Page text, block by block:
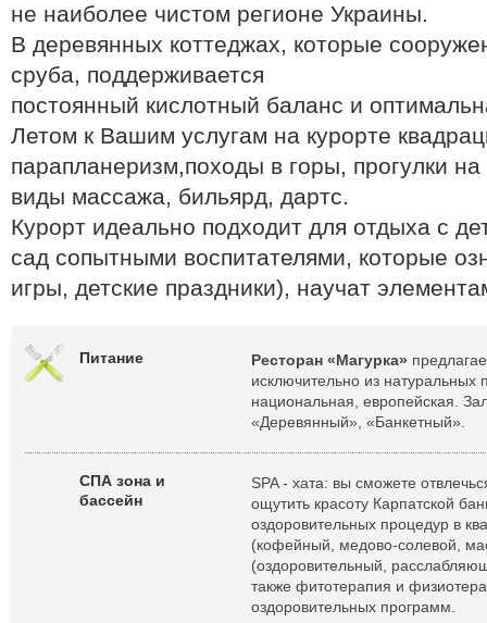
не наиболее чистом регионе Украины.
В деревянных коттеджах, которые
сруба, поддерживается
постоянный кислотный баланс и
Летом к Вашим услугам на курорте
парапланеризм,походы в горы, прогулки на
виды массажа, бильярд, дартс.
Курорт идеально подходит для отдыха с
сад сопытными воспитателями, которые
игры, детские праздники), научат
Питание Ресторан «Магурка»
исключительно из натуральных
национальная, европейская.
«Деревянный», «Банкетный».
СПА зона и
бассейн
SPA - хата: вы сможете
ощутить красоту Карпатской
оздоровительных процедур в
(кофейный, медово-солевой,
(оздоровительный,
также фитотерапия и
оздоровительных программ.